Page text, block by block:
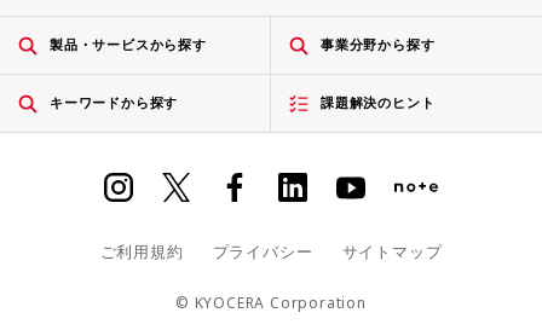
製品・サービスから探す 事業分野から探す
キーワードから探す 課題解決のヒント
ご利用規約 プライバシー サイトマップ
© KYOCERA Corporation